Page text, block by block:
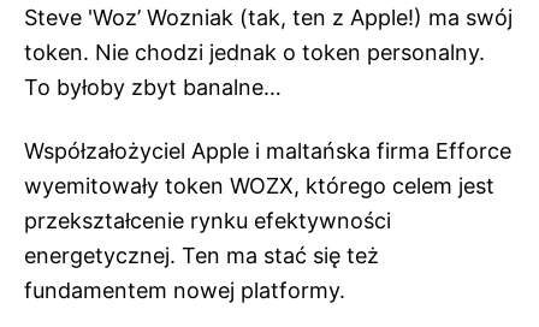
Steve 'Woz’ Wozniak (tak, ten z Apple!) ma swój
token. Nie chodzi jednak o token personalny.
To byłoby zbyt banalne…
Współzałożyciel Apple i maltańska firma Efforce
wyemitowały token WOZX, którego celem jest
przekształcenie rynku efektywności
energetycznej. Ten ma stać się też
fundamentem nowej platformy.